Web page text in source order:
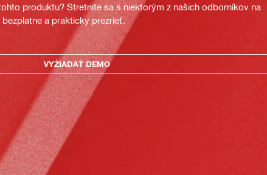
produktu? Stretnite sa s niektorým z našich odborníkov na
a prakticky prezrieť.
VYŽIADAŤ DEMO